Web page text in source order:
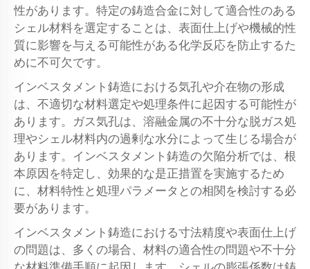
性があります。特定の鋳造合金に対して適合性のある
シェル材料を選定することは、表面仕上げや機械的性
質に影響を与える可能性がある化学反応を防止するた
めに不可欠です。
インベスタメント鋳造における気孔や介在物の形成
は、不適切な材料選定や処理条件に起因する可能性が
あります。ガス気孔は、溶融金属の不十分な脱ガス処
理やシェル材料内の過剰な水分によって生じる場合が
あります。インベスタメント鋳造の欠陥分析では、根
本原因を特定し、効果的な是正措置を実施するため
に、材料特性と処理パラメータとの相関を検討する必
要があります。
インベスタメント鋳造における寸法精度や表面仕上げ
の問題は、多くの場合、材料の適合性の問題や不十分